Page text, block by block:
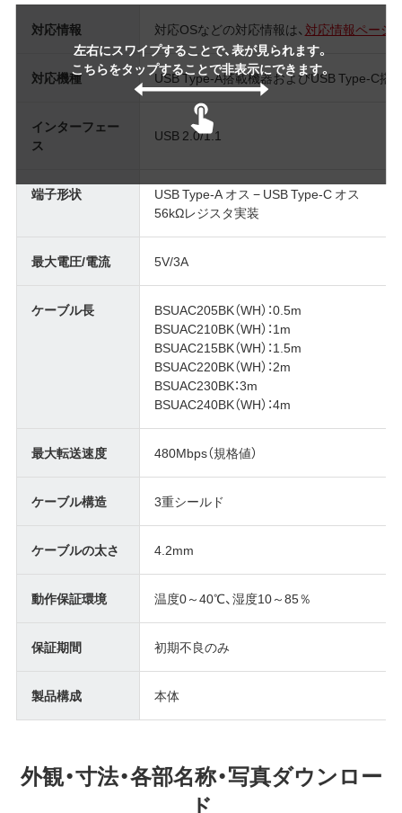
左右にスワイプすることで、表が見られます。
こちらをタップすることで非表示にできます。
対応情報 対応OSなどの対応情報は、 対応情報ページ
対応機種 USB Type-A搭載機器およびUSB Type-C搭
インターフェー
ス
USB 2.0/1.1
端子形状
USB Type-A オス − USB Type-C オス
56kΩレジスタ実装
最大電圧/電流 5V/3A
ケーブル長
BSUAC205BK（WH）：0.5m
BSUAC210BK（WH）：1m
BSUAC215BK（WH）：1.5m
BSUAC220BK（WH）：2m
BSUAC230BK：3m
BSUAC240BK（WH）：4m
最大転送速度 480Mbps（規格値）
ケーブル構造 3重シールド
ケーブルの太さ 4.2mm
動作保証環境 温度0～40℃、湿度10～85％
保証期間 初期不良のみ
製品構成 本体
外観・寸法・各部名称・写真ダウンロー
ド